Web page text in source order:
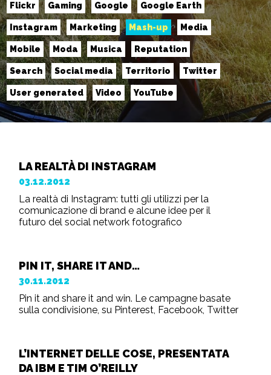
Flickr Gaming Google Google Earth
Instagram Marketing Mash-up Media
Mobile Moda Musica Reputation
Search Social media Territorio Twitter
User generated Video YouTube
LA REALTÀ DI INSTAGRAM
03.12.2012
La realtà di Instagram: tutti gli utilizzi per la
comunicazione di brand e alcune idee per il
futuro del social network fotografico
PIN IT, SHARE IT AND…
30.11.2012
Pin it and share it and win. Le campagne basate
sulla condivisione, su Pinterest, Facebook, Twitter
L’INTERNET DELLE COSE, PRESENTATA
DA IBM E TIM O’REILLY